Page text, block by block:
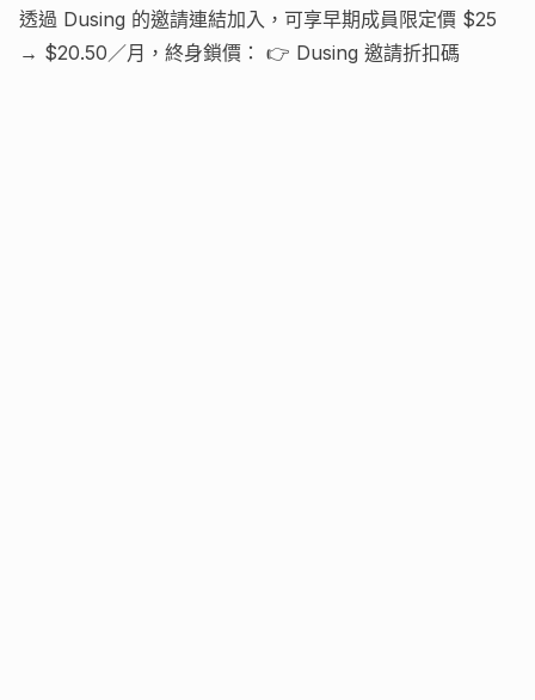
透過 Dusing 的邀請連結加入，可享早期成員限定價 $25
→ $20.50／月，終身鎖價： 👉 Dusing 邀請折扣碼